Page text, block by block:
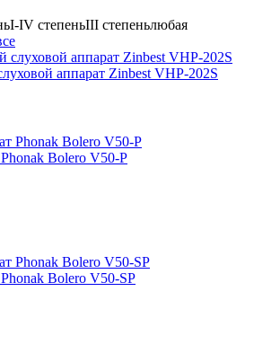
I-IV степеньIII степеньлюбая
аппарат Zinbest VHP-202S
Bolero V50-P
Bolero V50-SP